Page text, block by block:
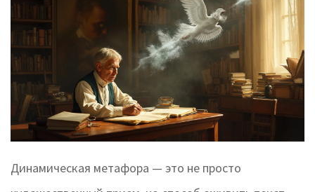
Динамическая метафора — это не просто